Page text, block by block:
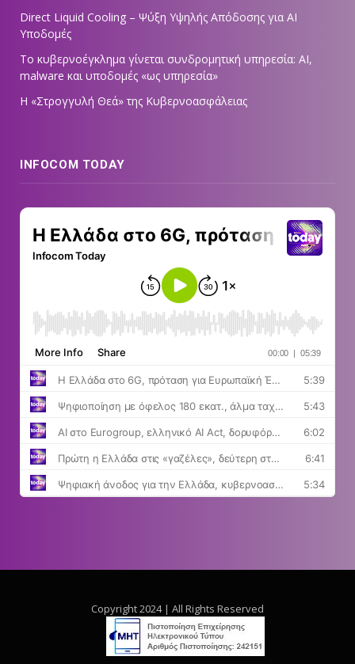
Direct Liquid Cooling – Ψύξη Υψηλής Απόδοσης για AI
Υποδομές
Το κυβερνοέγκλημα γίνεται συνδρομητική υπηρεσία: AI,
malware και υποδομές «ως υπηρεσία»
Η «Στρογγυλή Θεά» της Κυβερνοασφάλειας
INFOCOM TODAY
Copyright 2024 | All Rights Reserved